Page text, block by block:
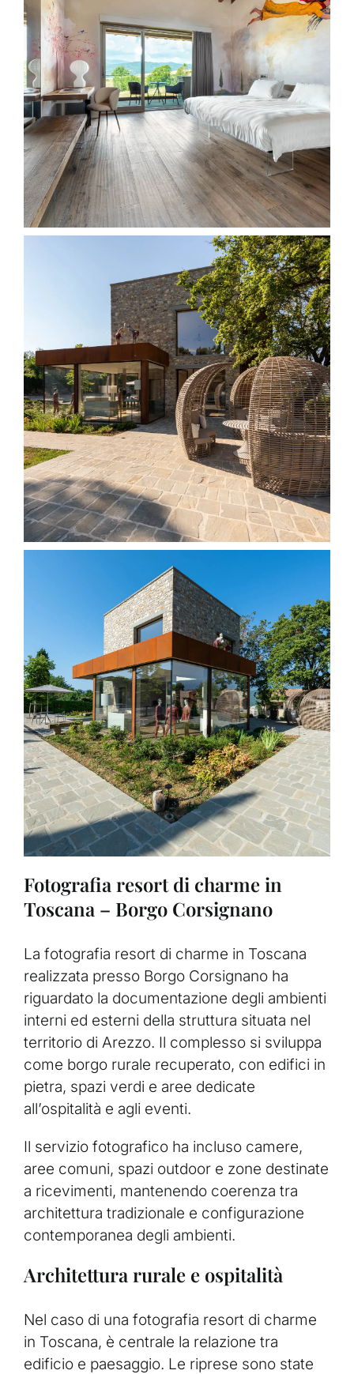
Fotografia resort di charme in
Toscana – Borgo Corsignano
La fotografia resort di charme in Toscana
realizzata presso Borgo Corsignano ha
riguardato la documentazione degli ambienti
interni ed esterni della struttura situata nel
territorio di Arezzo. Il complesso si sviluppa
come borgo rurale recuperato, con edifici in
pietra, spazi verdi e aree dedicate
all’ospitalità e agli eventi.
Il servizio fotografico ha incluso camere,
aree comuni, spazi outdoor e zone destinate
a ricevimenti, mantenendo coerenza tra
architettura tradizionale e configurazione
contemporanea degli ambienti.
Architettura rurale e ospitalità
Nel caso di una fotografia resort di charme
in Toscana, è centrale la relazione tra
edificio e paesaggio. Le riprese sono state